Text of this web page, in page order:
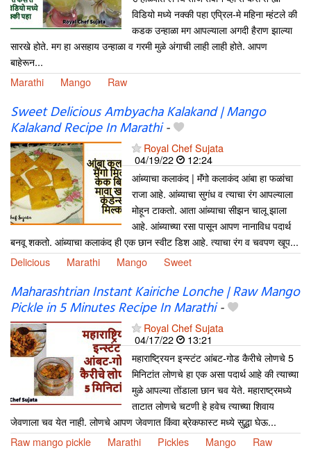
विडियो मध्ये नक्की पहा एप्रिल-मे महिना म्हंटले की
कडक उन्हाळा मग आपल्याला अगदी हैराण झाल्या
सारखे होते. मग हा असहाय उन्हाळा व गरमी मुळे अंगाची लाही लाही होते. आपण
बाहेरून...
Marathi
Mango Raw
Sweet Delicious Ambyacha Kalakand | Mango
Kalakand Recipe In Marathi-
Royal Chef Sujata
04/19/22
12:24
आंब्याचा कलाकंद | मॅंगो कलाकंद आंबा हा फळांचा
राजा आहे. आंब्याचा सुगंध व त्याचा रंग आपल्याला
मोहून टाकतो. आता आंब्याचा सीझन चालू झाला
आहे. आंब्याच्या रसा पासून आपण नानाविध पदार्थ
बनवू शकतो. आंब्याचा कलाकंद ही एक छान स्वीट डिश आहे. त्याचा रंग व चवपण खूप...
Delicious
Marathi Mango Sweet
Maharashtrian Instant Kairiche Lonche | Raw Mango
Pickle in 5 Minutes Recipe In Marathi-
Royal Chef Sujata
04/17/22
13:21
महाराष्ट्रियन इन्स्टंट आंबट-गोड कैरीचे लोणचे 5
मिनिटांत लोणचे हा एक असा पदार्थ आहे की त्याच्या
मुळे आपल्या तोंडाला छान चव येते. महाराष्ट्रमध्ये
ताटात लोणचे चटणी हे हवेच त्याच्या शिवाय
जेवणाला चव येत नाही. लोणचे आपण जेवणात किंवा ब्रेकफास्ट मध्ये सुद्धा घेऊ...
Raw mango pickle
Marathi Pickles Mango Raw